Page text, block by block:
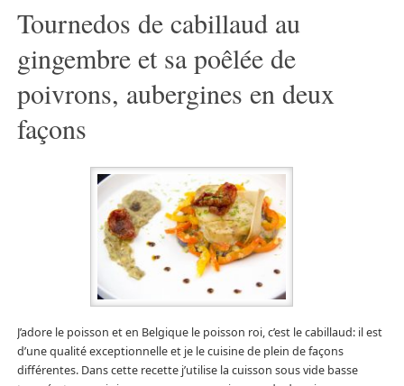
Tournedos de cabillaud au
gingembre et sa poêlée de
poivrons, aubergines en deux
façons
J’adore le poisson et en Belgique le poisson roi, c’est le cabillaud: il est
d’une qualité exceptionnelle et je le cuisine de plein de façons
différentes. Dans cette recette j’utilise la cuisson sous vide basse